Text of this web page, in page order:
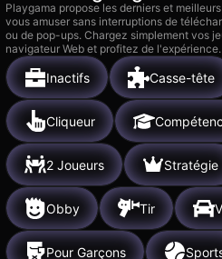
Playgama propose les derniers et
vous amuser sans interruptions de
ou de pop-ups. Chargez simplement vos
navigateur Web et profitez de l'expérience.
Inactifs Casse-tête
Cliqueur
2 Joueurs Stratégie
Obby Tir
Pour Garçons